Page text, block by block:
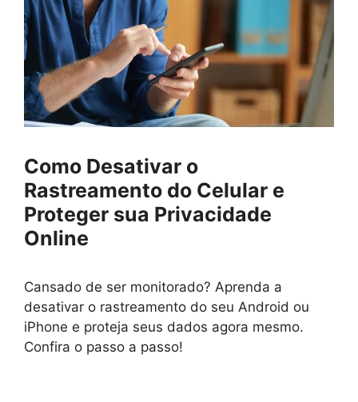
Como Desativar o
Rastreamento do Celular e
Proteger sua Privacidade
Online
Cansado de ser monitorado? Aprenda a
desativar o rastreamento do seu Android ou
iPhone e proteja seus dados agora mesmo.
Confira o passo a passo!